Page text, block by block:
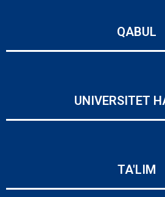
QABUL
UNIVERSITET
TA'LIM